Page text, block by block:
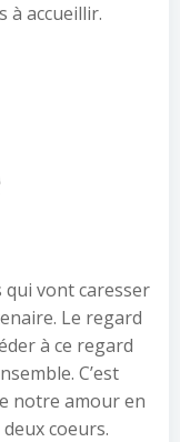
à accueillir.
qui vont caresser
Le regard
à ce regard
C’est
notre amour en
coeurs.